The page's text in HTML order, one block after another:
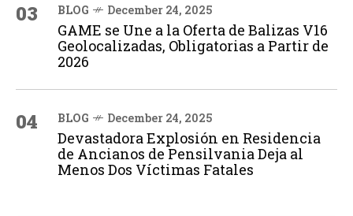
03 BLOG December 24, 2025
GAME se Une a la Oferta de Balizas V16
Geolocalizadas, Obligatorias a Partir de
2026
04 BLOG December 24, 2025
Devastadora Explosión en Residencia
de Ancianos de Pensilvania Deja al
Menos Dos Víctimas Fatales